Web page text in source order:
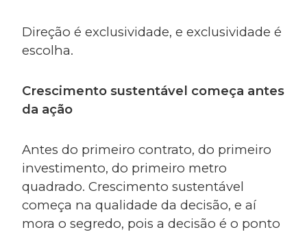
Direção é exclusividade, e exclusividade é
escolha.
Crescimento sustentável começa antes
da ação
Antes do primeiro contrato, do primeiro
investimento, do primeiro metro
quadrado. Crescimento sustentável
começa na qualidade da decisão, e aí
mora o segredo, pois a decisão é o ponto